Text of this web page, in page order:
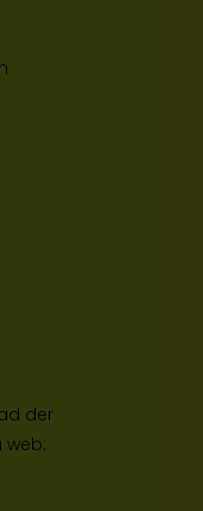
der
web: